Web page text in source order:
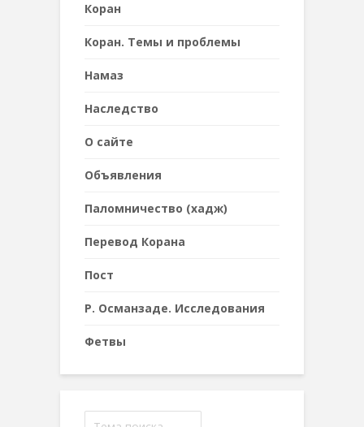
Коран
Коран. Темы и проблемы
Намаз
Наследствo
О сайте
Объявления
Паломничество (хадж)
Перевод Корана
Пост
Р. Османзаде. Исследования
Фетвы